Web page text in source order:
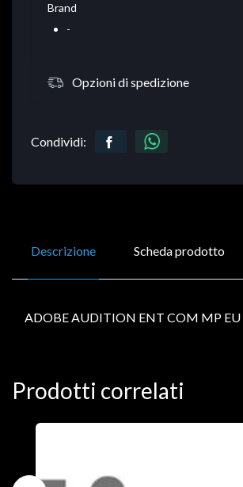
Brand
-
Opzioni di spedizione
Condividi:
Descrizione Scheda prodotto
ADOBE AUDITION ENT COM MP EU
Prodotti correlati